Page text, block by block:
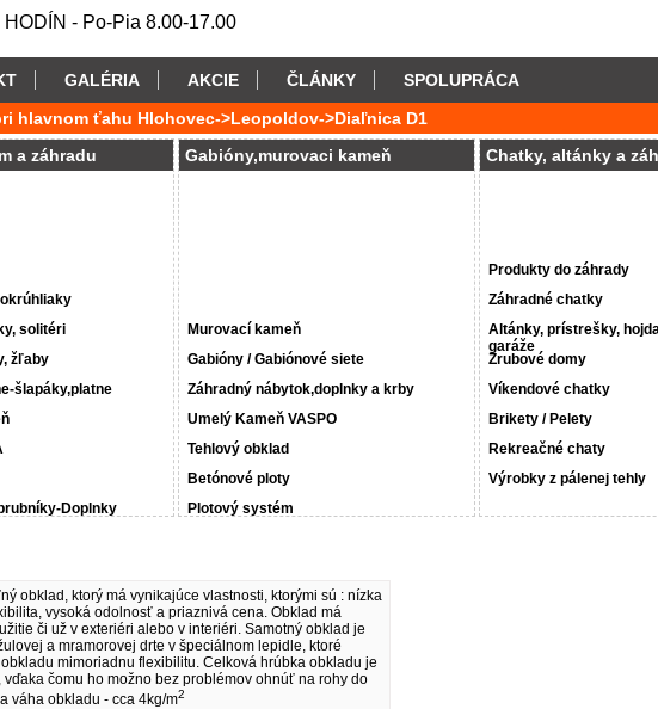
- Po-Pia 8.00-17.00
GALÉRIA AKCIE ČLÁNKY
SPOLUPRÁCA
hlavnom ťahu Hlohovec->Leopoldov->Diaľnica D1
a záhradu
solitéri
žľaby
šlapáky,platne
Doplnky
Gabióny,murovaci kameň
Murovací kameň
Gabióny / Gabiónové siete
Záhradný nábytok,doplnky a krby
Umelý Kameň VASPO
Tehlový obklad
Betónové ploty
Plotový systém
Chatky, altánky a
Produkty do záhrady
Záhradné chatky
Altánky, prístrešky,
garáže
Zrubové domy
Víkendové chatky
Brikety / Pelety
Rekreačné chaty
Výrobky z pálenej tehly
obklad, ktorý má vynikajúce vlastnosti, ktorými sú : nízka
vysoká odolnosť a priaznivá cena. Obklad má
či už v exteriéri alebo v interiéri. Samotný obklad je
a mramorovej drte v špeciálnom lepidle, ktoré
mimoriadnu flexibilitu. Celková hrúbka obkladu je
vďaka čomu ho možno bez problémov ohnúť na rohy do
váha obkladu - cca 4kg/m2